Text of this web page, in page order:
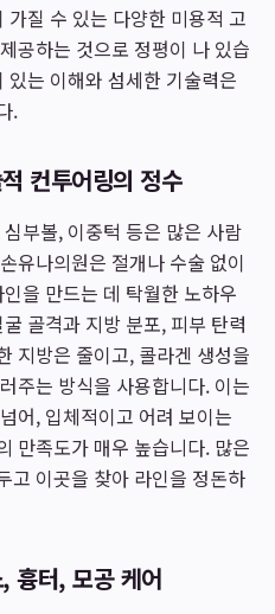
질 수 있는 다양한 미용적 고
공하는 것으로 정평이 나 있습
있는 이해와 섬세한 기술력은
.
컨투어링의 정수
부볼, 이중턱 등은 많은 사람
유나의원은 절개나 수술 없이
을 만드는 데 탁월한 노하우
골격과 지방 분포, 피부 탄력
지방은 줄이고, 콜라겐 생성을
주는 방식을 사용합니다. 이는
어, 입체적이고 어려 보이는
만족도가 매우 높습니다. 많은
고 이곳을 찾아 라인을 정돈하
흉터, 모공 케어